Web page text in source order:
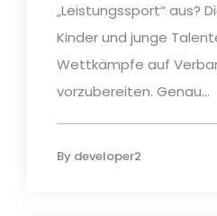
„Leistungssport“ aus?
Kinder und junge
Wettkämpfe auf
vorzubereiten. Genau...
By developer2